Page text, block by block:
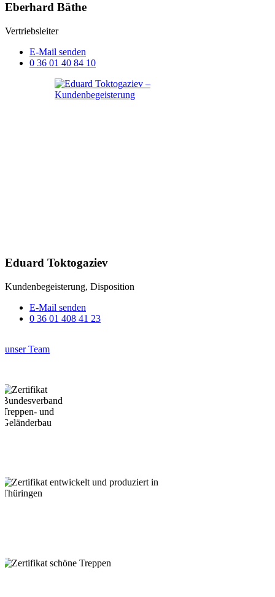
Eberhard Bäthe
Vertriebsleiter
E-Mail senden
0 36 01 40 84 10
Eduard Toktogaziev
Kundenbegeisterung, Disposition
E-Mail senden
0 36 01 408 41 23
unser Team